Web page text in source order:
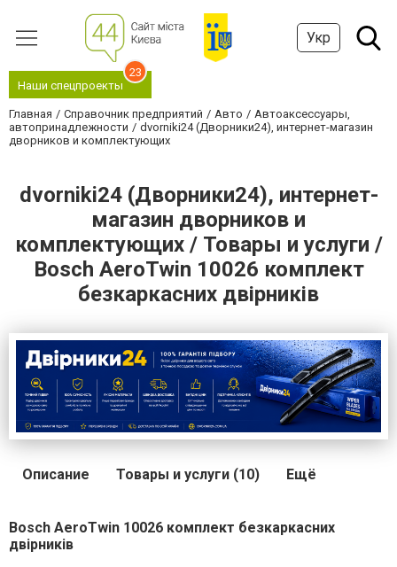
Укр
Наши спецпроекты
23
Главная Справочник предприятий Авто
Автоаксессуары,
автопринадлежности
dvorniki24 (Дворники24), интернет-магазин
дворников и комплектующих
dvorniki24 (Дворники24), интернет-
магазин дворников и
комплектующих / Товары и услуги /
Bosch AeroTwin 10026 комплект
безкаркасних двірників
Описание Товары и услуги (10) Ещё
Bosch AeroTwin 10026 комплект безкаркасних
двірників